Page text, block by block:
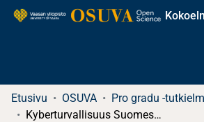
Etusivu OSUVA
Kyberturvallisuus Suomessa